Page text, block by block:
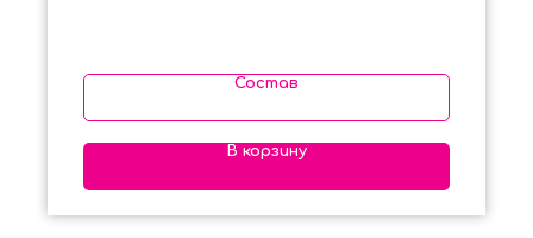
Состав
В корзину